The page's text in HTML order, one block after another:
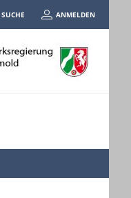
SUCHE ANMELDEN